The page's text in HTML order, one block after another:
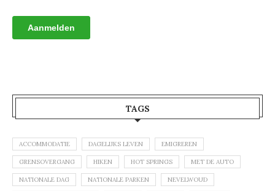
TAGS
ACCOMMODATIE DAGELIJKS LEVEN EMIGREREN
GRENSOVERGANG HIKEN HOT SPRINGS MET DE AUTO
NATIONALE DAG NATIONALE PARKEN NEVELWOUD